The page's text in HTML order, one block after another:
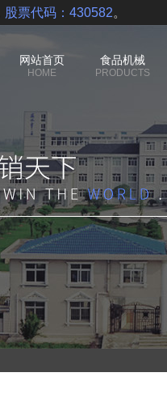
股票代码：430582。
网站首页
HOME
食品机械
PRODUCTS